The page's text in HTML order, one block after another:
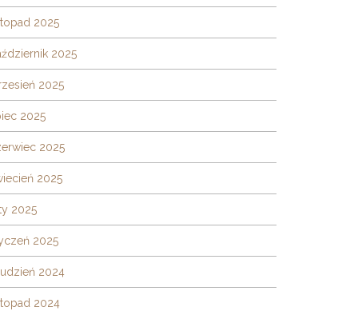
2025
2025
2025
2025
2025
2025
2025
2025
2024
2024